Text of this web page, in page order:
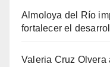
Almoloya del Río
fortalecer el
Valeria Cruz Olvera